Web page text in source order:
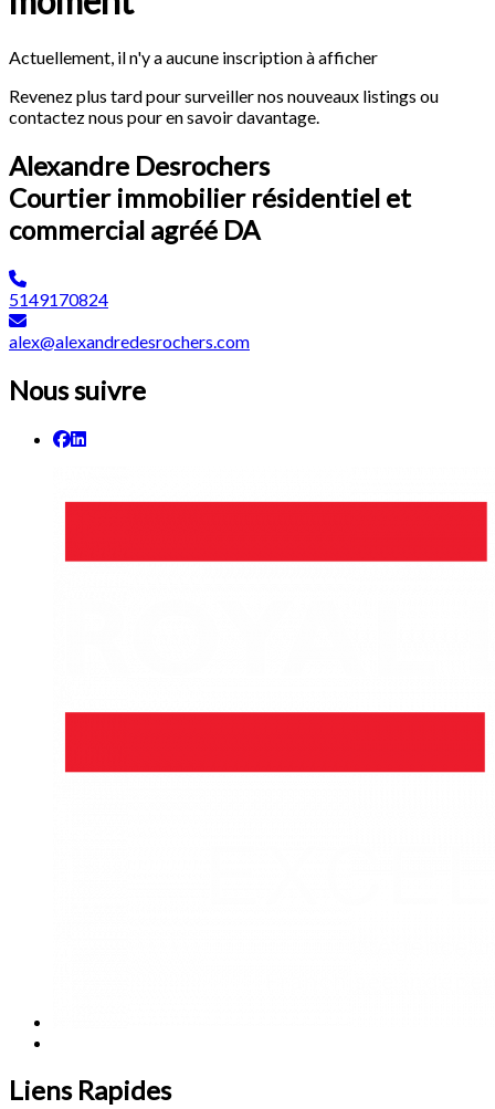
Actuellement, il n'y a aucune inscription à afficher
Revenez plus tard pour surveiller nos nouveaux listings ou
contactez nous pour en savoir davantage.
Alexandre Desrochers
Courtier immobilier résidentiel et
commercial agréé DA
5149170824
alex@alexandredesrochers.com
Nous suivre
Liens Rapides